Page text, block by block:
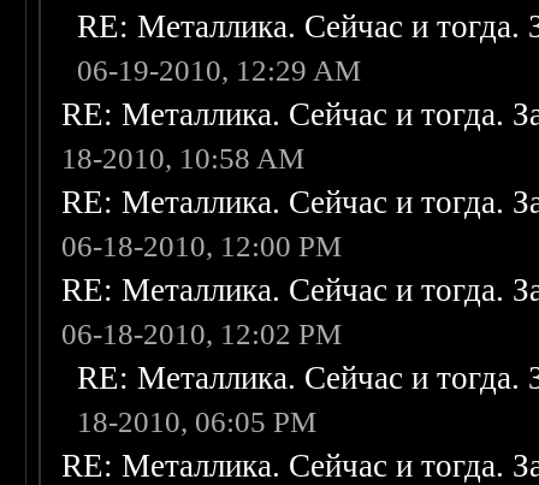
RE: Металлика. Сейчас и
06-19-2010, 12:29 AM
RE: Металлика. Сейчас и тогда.
18-2010, 10:58 AM
RE: Металлика. Сейчас и тогда.
06-18-2010, 12:00 PM
RE: Металлика. Сейчас и тогда.
06-18-2010, 12:02 PM
RE: Металлика. Сейчас и
18-2010, 06:05 PM
RE: Металлика. Сейчас и тогда.